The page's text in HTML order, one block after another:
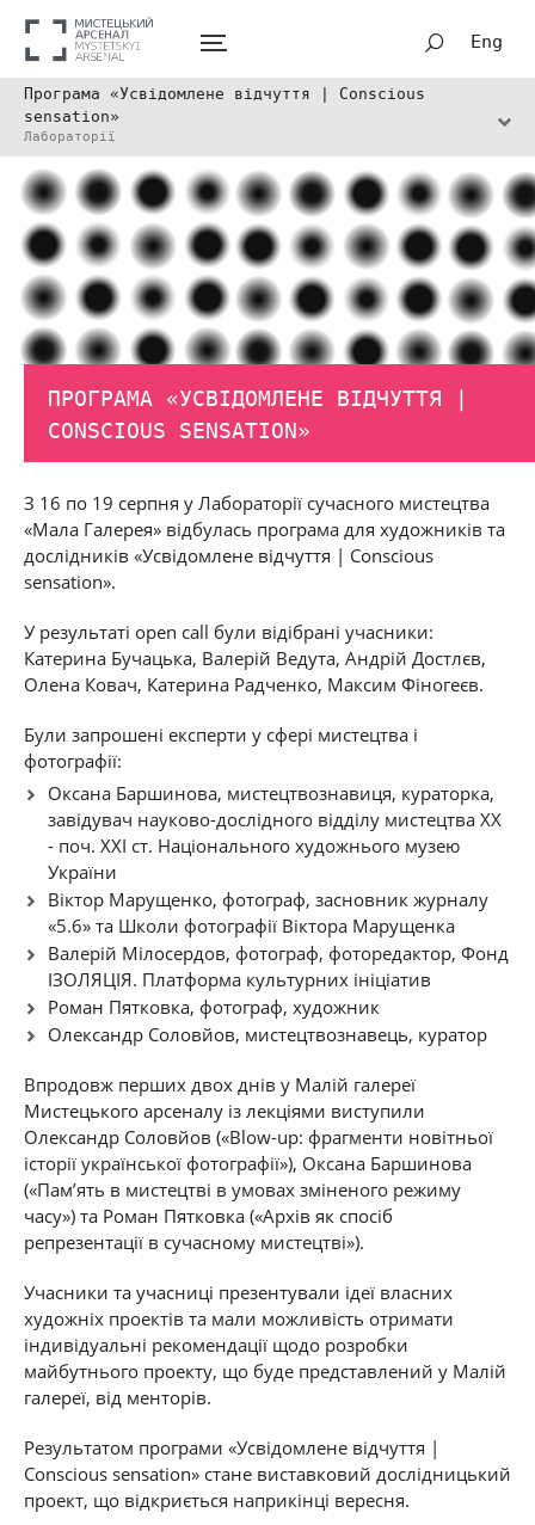
Eng
Програма «Усвідомлене відчуття | Conscious
sensation»
Лабораторії
ПРОГРАМА «УСВІДОМЛЕНЕ ВІДЧУТТЯ |
CONSCIOUS SENSATION»
З 16 по 19 серпня у Лабораторії сучасного мистецтва
«Мала Галерея» відбулась програма для художників та
дослідників «Усвідомлене відчуття | Conscious
sensation».
У результаті open call були відібрані учасники:
Катерина Бучацька, Валерій Ведута, Андрій Достлєв,
Олена Ковач, Катерина Радченко, Максим Фіногеєв.
Були запрошені експерти у сфері мистецтва і
фотографії:
Оксана Баршинова, мистецтвознавиця, кураторка,
завідувач науково-дослідного відділу мистецтва ХХ
- поч. ХХІ ст. Національного художнього музею
України
Віктор Марущенко, фотограф, засновник журналу
«5.6» та Школи фотографії Віктора Марущенка
Валерій Мілосердов, фотограф, фоторедактор, Фонд
ІЗОЛЯЦІЯ. Платформа культурних ініціатив
Роман Пятковка, фотограф, художник
Олександр Соловйов, мистецтвознавець, куратор
Впродовж перших двох днів у Малій галереї
Мистецького арсеналу із лекціями виступили
Олександр Соловйов («Blow-up: фрагменти новітньої
історії української фотографії»), Оксана Баршинова
(«Пам’ять в мистецтві в умовах зміненого режиму
часу») та Роман Пятковка («Архів як спосіб
репрезентації в сучасному мистецтві»).
Учасники та учасниці презентували ідеї власних
художніх проектів та мали можливість отримати
індивідуальні рекомендації щодо розробки
майбутнього проекту, що буде представлений у Малій
галереї, від менторів.
Результатом програми «Усвідомлене відчуття |
Conscious sensation» стане виставковий дослідницький
проект, що відкриється наприкінці вересня.